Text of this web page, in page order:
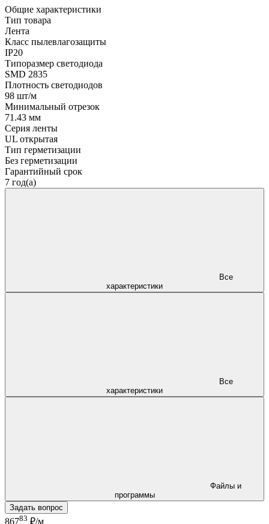
Общие характеристики
Тип товара
Лента
Класс пылевлагозащиты
IP20
Типоразмер светодиода
SMD 2835
Плотность светодиодов
98 шт/м
Минимальный отрезок
71.43 мм
Серия ленты
UL открытая
Тип герметизации
Без герметизации
Гарантийный срок
7 год(а)
характеристики
характеристики
программы
Задать вопрос
86783 ₽/м